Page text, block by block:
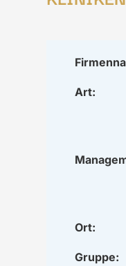
Art:
Ort:
Gruppe: